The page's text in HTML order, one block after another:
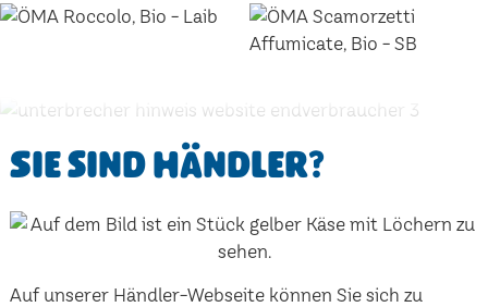
Sie sind Händler?
Auf unserer Händler-Webseite können Sie sich zu